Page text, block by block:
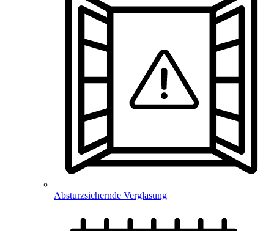
Absturzsichernde Verglasung